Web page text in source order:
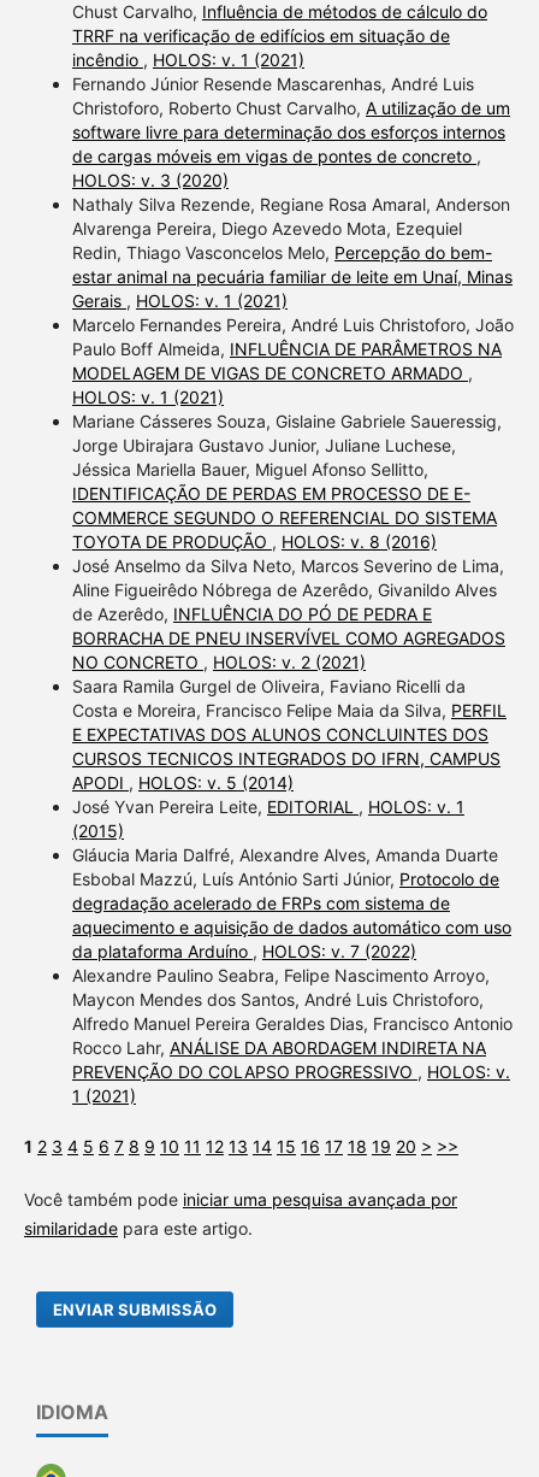
Chust Carvalho, Influência de métodos de cálculo do
TRRF na verificação de edifícios em situação de
incêndio , HOLOS: v. 1 (2021)
Fernando Júnior Resende Mascarenhas, André Luis
Christoforo, Roberto Chust Carvalho, A utilização de um
software livre para determinação dos esforços internos
de cargas móveis em vigas de pontes de concreto ,
HOLOS: v. 3 (2020)
Nathaly Silva Rezende, Regiane Rosa Amaral, Anderson
Alvarenga Pereira, Diego Azevedo Mota, Ezequiel
Redin, Thiago Vasconcelos Melo, Percepção do bem-
estar animal na pecuária familiar de leite em Unaí, Minas
Gerais , HOLOS: v. 1 (2021)
Marcelo Fernandes Pereira, André Luis Christoforo, João
Paulo Boff Almeida, INFLUÊNCIA DE PARÂMETROS NA
MODELAGEM DE VIGAS DE CONCRETO ARMADO ,
HOLOS: v. 1 (2021)
Mariane Cásseres Souza, Gislaine Gabriele Saueressig,
Jorge Ubirajara Gustavo Junior, Juliane Luchese,
Jéssica Mariella Bauer, Miguel Afonso Sellitto,
IDENTIFICAÇÃO DE PERDAS EM PROCESSO DE E-
COMMERCE SEGUNDO O REFERENCIAL DO SISTEMA
TOYOTA DE PRODUÇÃO , HOLOS: v. 8 (2016)
José Anselmo da Silva Neto, Marcos Severino de Lima,
Aline Figueirêdo Nóbrega de Azerêdo, Givanildo Alves
de Azerêdo, INFLUÊNCIA DO PÓ DE PEDRA E
BORRACHA DE PNEU INSERVÍVEL COMO AGREGADOS
NO CONCRETO , HOLOS: v. 2 (2021)
Saara Ramila Gurgel de Oliveira, Faviano Ricelli da
Costa e Moreira, Francisco Felipe Maia da Silva, PERFIL
E EXPECTATIVAS DOS ALUNOS CONCLUINTES DOS
CURSOS TECNICOS INTEGRADOS DO IFRN, CAMPUS
APODI , HOLOS: v. 5 (2014)
José Yvan Pereira Leite, EDITORIAL , HOLOS: v. 1
(2015)
Gláucia Maria Dalfré, Alexandre Alves, Amanda Duarte
Esbobal Mazzú, Luís António Sarti Júnior, Protocolo de
degradação acelerado de FRPs com sistema de
aquecimento e aquisição de dados automático com uso
da plataforma Arduíno , HOLOS: v. 7 (2022)
Alexandre Paulino Seabra, Felipe Nascimento Arroyo,
Maycon Mendes dos Santos, André Luis Christoforo,
Alfredo Manuel Pereira Geraldes Dias, Francisco Antonio
Rocco Lahr, ANÁLISE DA ABORDAGEM INDIRETA NA
PREVENÇÃO DO COLAPSO PROGRESSIVO , HOLOS: v.
1 (2021)
1 2 3 4 5 6 7 8 9 10 11 12 13 14 15 16 17 18 19 20 > >>
Você também pode iniciar uma pesquisa avançada por
similaridadepara este artigo.
ENVIAR SUBMISSÃO
IDIOMA